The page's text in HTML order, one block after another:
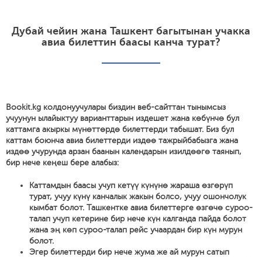
Дубай чейин жана Ташкент багытынан учакка
авиа билеттин баасы канча турат?
Bookit.kg колдонуучулары биздин веб-сайттан тынымсыз
учуунун ылайыктуу варианттарын издешет жана көбүнчө бул
каттамга акыркы мүнөттөрдө билеттерди табышат. Биз бул
каттам боюнча авиа билеттерди издөө тажрыйбабызга жана
издөө учурунда арзан баанын календарын изилдөөгө таянып,
бир нече кеңеш бере алабыз:
Каттамдын баасы учуп кетүү күнүнө жараша өзгөрүп
турат, учуу күнү канчалык жакын болсо, учуу ошончолук
кымбат болот. Ташкентке авиа билеттерге өзгөчө суроо-
талап учуп кетерине бир нече күн калганда пайда болот
жана эң көп суроо-талап рейс учаардан бир күн мурун
болот.
Эгер билеттерди бир нече жума же ай мурун сатып